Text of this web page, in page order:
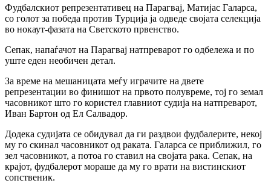
Фудбалскиот репрезентативец на Парагвај, Матијас Галарса,
со голот за победа против Турција ја одведе својата селекција
во нокаут-фазата на Светското првенство.
Сепак, напаѓачот на Парагвај натпреварот го одбележа и по
уште еден необичен детал.
За време на мешаницата меѓу играчите на двете
репрезентации во финишот на првото полувреме, тој го земал
часовникот што го користел главниот судија на натпреварот,
Иван Бартон од Ел Салвадор.
Додека судијата се обидувал да ги раздвои фудбалерите, некој
му го скинал часовникот од раката. Галарса се приближил, го
зел часовникот, а потоа го ставил на својата рака. Сепак, на
крајот, фудбалерот мораше да му го врати на вистинскиот
сопственик.